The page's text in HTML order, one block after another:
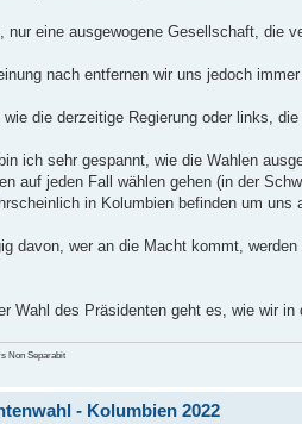
nur eine ausgewogene Gesellschaft, die
nach entfernen wir uns jedoch
die derzeitige Regierung oder links,
ich sehr gespannt, wie die Wahlen
auf jeden Fall wählen gehen (in der
in Kolumbien befinden um uns
davon, wer an die Macht kommt,
Wahl des Präsidenten geht es, wie wir
Non Separabit
- Kolumbien 2022